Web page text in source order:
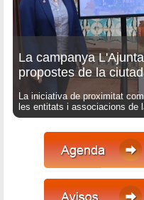
La campanya
propostes de la
La iniciativa de proximitat
les entitats i associacions de